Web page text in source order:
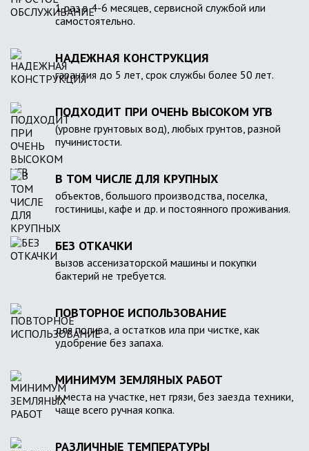
1 раз в 4-6 месяцев, сервисной службой или
самостоятельно.
НАДЕЖНАЯ КОНСТРУКЦИЯ
гарантия до 5 лет, срок службы более 50 лет.
ПОДХОДИТ ПРИ ОЧЕНЬ ВЫСОКОМ УГВ
(уровне грунтовых вод), любых грунтов, разной
пучинистости.
В ТОМ ЧИСЛЕ ДЛЯ КРУПНЫХ
объектов, большого производства, поселка,
гостиницы, кафе и др. и постоянного проживания.
БЕЗ ОТКАЧКИ
вызов ассенизаторской машины и покупки
бактерий не требуется.
ПОВТОРНОЕ ИСПОЛЬЗОВАНИЕ
для полива, а остатков ила при чистке, как
удобрение без запаха.
МИНИМУМ ЗЕМЛЯНЫХ РАБОТ
и места на участке, нет грязи, без заезда техники,
чаще всего ручная копка.
РАЗЛИЧНЫЕ ТЕМПЕРАТУРЫ